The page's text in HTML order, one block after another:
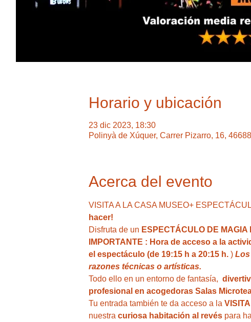
Horario y ubicación
23 dic 2023, 18:30
Polinyà de Xúquer, Carrer Pizarro, 16,
Acerca del evento
VISITA A LA CASA MUSEO+
hacer!
Disfruta de un ESPECTÁCULO DE
IMPORTANTE : Hora de acceso a la
el espectáculo (de 19:15 h a 20:15 h. ) Los
razones técnicas o artísticas.
Todo ello en un entorno de fantasía,
profesional en acogedoras Salas
Tu entrada también te da acceso a la
nuestra curiosa habitación al revés para